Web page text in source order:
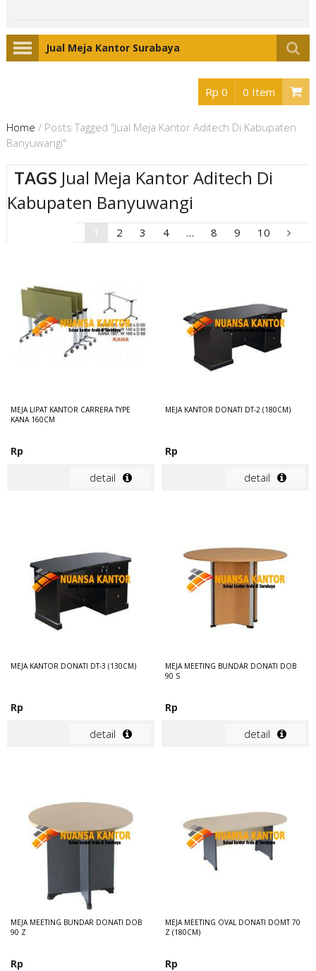
Jual Meja Kantor Surabaya
Rp 0 0 Item
Home / Posts Tagged "Jual Meja Kantor Aditech Di Kabupaten
Banyuwangi"
TAGS Jual Meja Kantor Aditech Di
Kabupaten Banyuwangi
2 3 4 … 8 9 10
MEJA LIPAT KANTOR CARRERA TYPE
KANA 160CM
Rp
detail
MEJA KANTOR DONATI DT-2 (180CM)
Rp
detail
MEJA KANTOR DONATI DT-3 (130CM)
Rp
detail
MEJA MEETING BUNDAR DONATI DOB
90 S
Rp
detail
MEJA MEETING BUNDAR DONATI DOB
90 Z
Rp
MEJA MEETING OVAL DONATI DOMT 70
Z (180CM)
Rp